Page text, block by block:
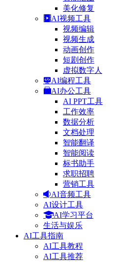
美化修复
AI视频工具
视频编辑
视频生成
动画创作
短剧创作
虚拟数字人
AI编程工具
AI办公工具
AI PPT工具
工作效率
数据分析
文档处理
智能翻译
智能阅读
标书助手
求职招聘
营销工具
AI音频工具
AI设计工具
AI学习平台
生活与娱乐
AI工具指南
AI工具教程
AI工具推荐